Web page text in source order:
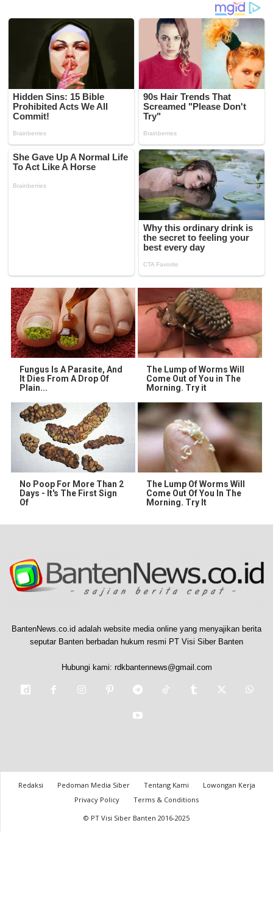
Fungus Is A Parasite, And
It Dies From A Drop Of
Plain...
The Lump of Worms Will
Come Out of You in The
Morning. Try it
No Poop For More Than 2
Days - It's The First Sign
Of
The Lump Of Worms Will
Come Out Of You In The
Morning. Try It
BantenNews.co.id adalah website media online yang menyajikan berita
seputar Banten berbadan hukum resmi PT Visi Siber Banten
Hubungi kami: rdkbantennews@gmail.com
Redaksi Pedoman Media Siber Tentang Kami
Lowongan Kerja
Privacy Policy
Terms & Conditions
© PT Visi Siber Banten 2016-2025